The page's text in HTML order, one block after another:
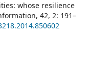
whose resilience
42, 2: 191–